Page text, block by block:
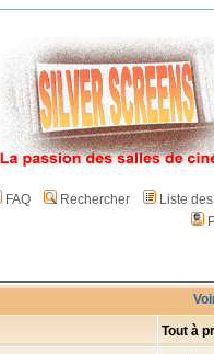
FAQ Rechercher
Liste
Tout à